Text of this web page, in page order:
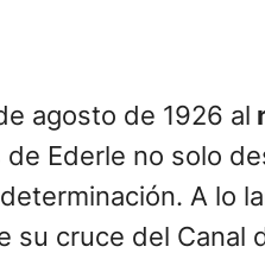
agosto de 1926 al
de Ederle no solo
A lo
cruce del